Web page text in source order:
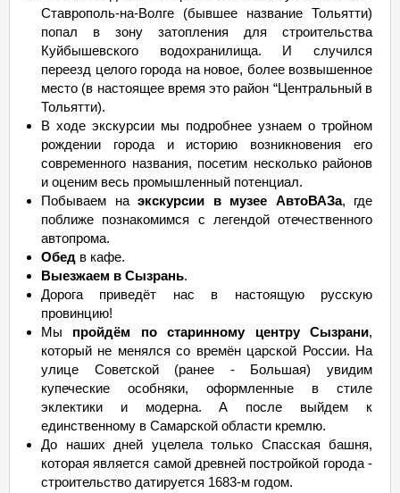
Ставрополь-на-Волге (бывшее название Тольятти)
попал в зону затопления для строительства
Куйбышевского водохранилища. И случился
переезд целого города на новое, более возвышенное
место (в настоящее время это район “Центральный в
Тольятти).
В ходе экскурсии мы подробнее узнаем о тройном
рождении города и историю возникновения его
современного названия, посетим несколько районов
и оценим весь промышленный потенциал.
Побываем на экскурсии в музее АвтоВАЗа, где
поближе познакомимся с легендой отечественного
автопрома.
Обед в кафе.
Выезжаем в Сызрань.
Дорога приведёт нас в настоящую русскую
провинцию!
Мы пройдём по старинному центру Сызрани,
который не менялся со времён царской России. На
улице Советской (ранее - Большая) увидим
купеческие особняки, оформленные в стиле
эклектики и модерна. А после выйдем к
единственному в Самарской области кремлю.
До наших дней уцелела только Спасская башня,
которая является самой древней постройкой города -
строительство датируется 1683-м годом.